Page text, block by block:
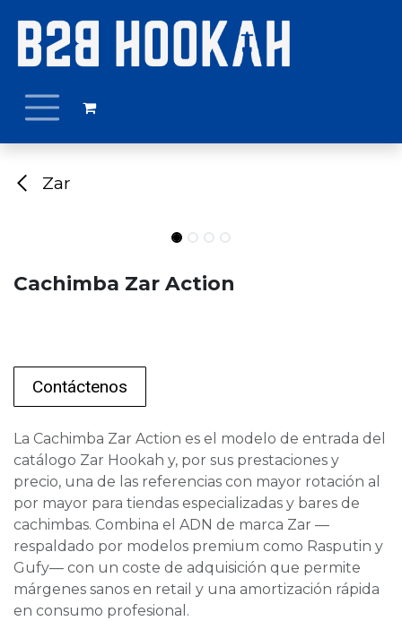
Zar
Cachimba Zar Action
Contáctenos
La Cachimba Zar Action es el modelo de entrada del
catálogo Zar Hookah y, por sus prestaciones y
precio, una de las referencias con mayor rotación al
por mayor para tiendas especializadas y bares de
cachimbas. Combina el ADN de marca Zar —
respaldado por modelos premium como Rasputin y
Gufy— con un coste de adquisición que permite
márgenes sanos en retail y una amortización rápida
en consumo profesional.